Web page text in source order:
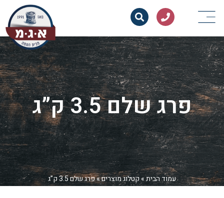
פרג שלם 3.5 ק”ג
עמוד הבית»קטלוג מוצרים»פרג שלם 3.5 ק”ג